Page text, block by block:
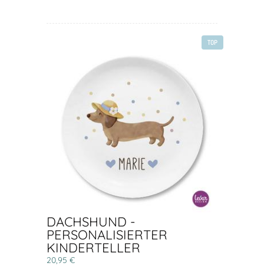
TOP
DACHSHUND -
PERSONALISIERTER
KINDERTELLER
20,95 €